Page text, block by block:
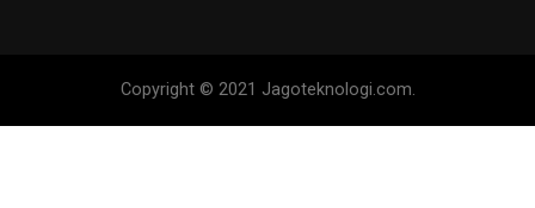
Copyright © 2021 Jagoteknologi.com.